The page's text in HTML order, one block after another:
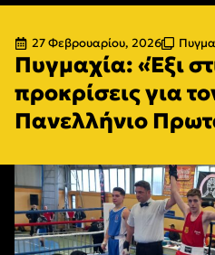
27 Φεβρουαρίου, 2026
Πυγμαχία: «Έξι
προκρίσεις για
Πανελλήνιο